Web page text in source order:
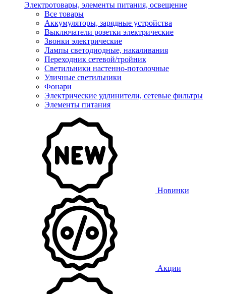
Электротовары, элементы питания, освещение
Все товары
Аккумуляторы, зарядные устройства
Выключатели розетки электрические
Звонки электрические
Лампы светодиодные, накаливания
Переходник сетевой/тройник
Светильники настенно-потолочные
Уличные светильники
Фонари
Электрические удлинители, сетевые фильтры
Элементы питания
Новинки
Акции